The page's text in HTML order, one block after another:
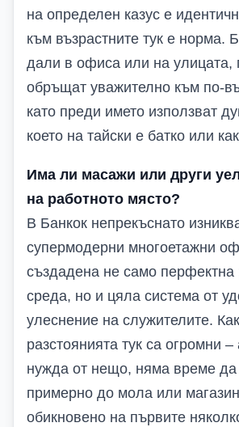
на определен казус е
към възрастните тук е норма.
дали в офиса или на улицата,
обръщат уважително към по-
като преди името използват
което на тайски е батко или
Има ли масажи или други
на работното място?
В Банкок непрекъснато
супермодерни многоетажни
създадена не само перфектна
среда, но и цяла система от
улеснение на служителите.
разстоянията тук са огромни
нужда от нещо, няма време
примерно до мола или
обикновено на първите